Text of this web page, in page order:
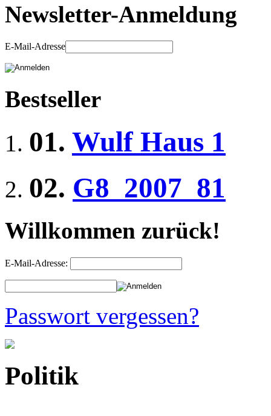
Newsletter-Anmeldung
E-Mail-Adresse
Bestseller
01. Wulf Haus 1
02. G8_2007_81
Willkommen zurück!
E-Mail-Adresse:
Passwort vergessen?
Politik